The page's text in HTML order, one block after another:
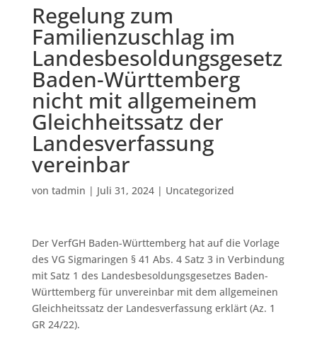
Regelung zum
Familienzuschlag im
Landesbesoldungsgesetz
Baden-Württemberg
nicht mit allgemeinem
Gleichheitssatz der
Landesverfassung
vereinbar
von tadmin | Juli 31, 2024| Uncategorized
Der VerfGH Baden-Württemberg hat auf die Vorlage
des VG Sigmaringen § 41 Abs. 4 Satz 3 in Verbindung
mit Satz 1 des Landesbesoldungsgesetzes Baden-
Württemberg für unvereinbar mit dem allgemeinen
Gleichheitssatz der Landesverfassung erklärt (Az. 1
GR 24/22).